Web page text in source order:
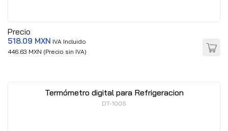
Precio
518.09 MXN IVA Incluido
446.63 MXN (Precio sin IVA)
Termómetro digital para Refrigeracion
DT-100S